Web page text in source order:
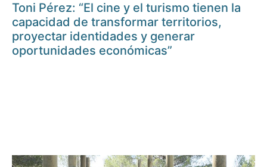
Toni Pérez: “El cine y el turismo tienen la
capacidad de transformar territorios,
proyectar identidades y generar
oportunidades económicas”